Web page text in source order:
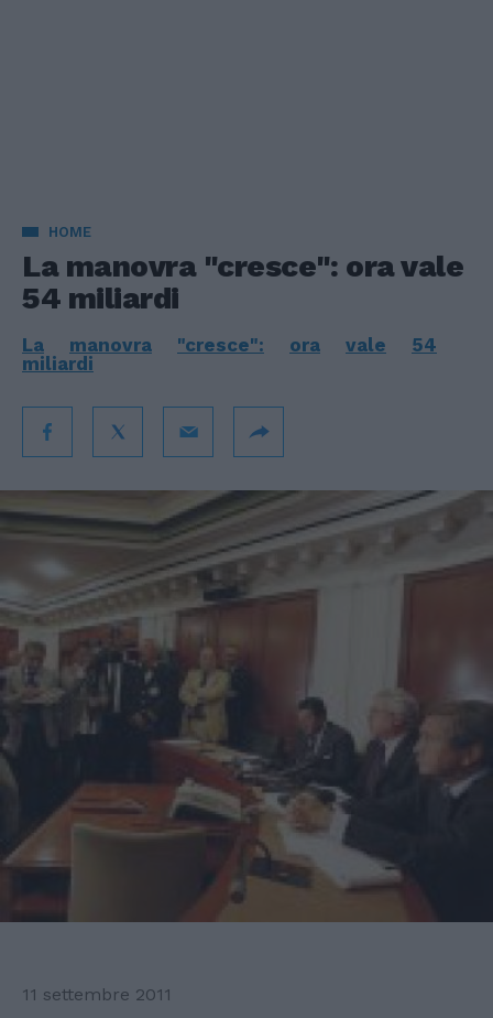
HOME
La manovra "cresce": ora vale
54 miliardi
La manovra "cresce": ora vale
54
miliardi
11 settembre 2011